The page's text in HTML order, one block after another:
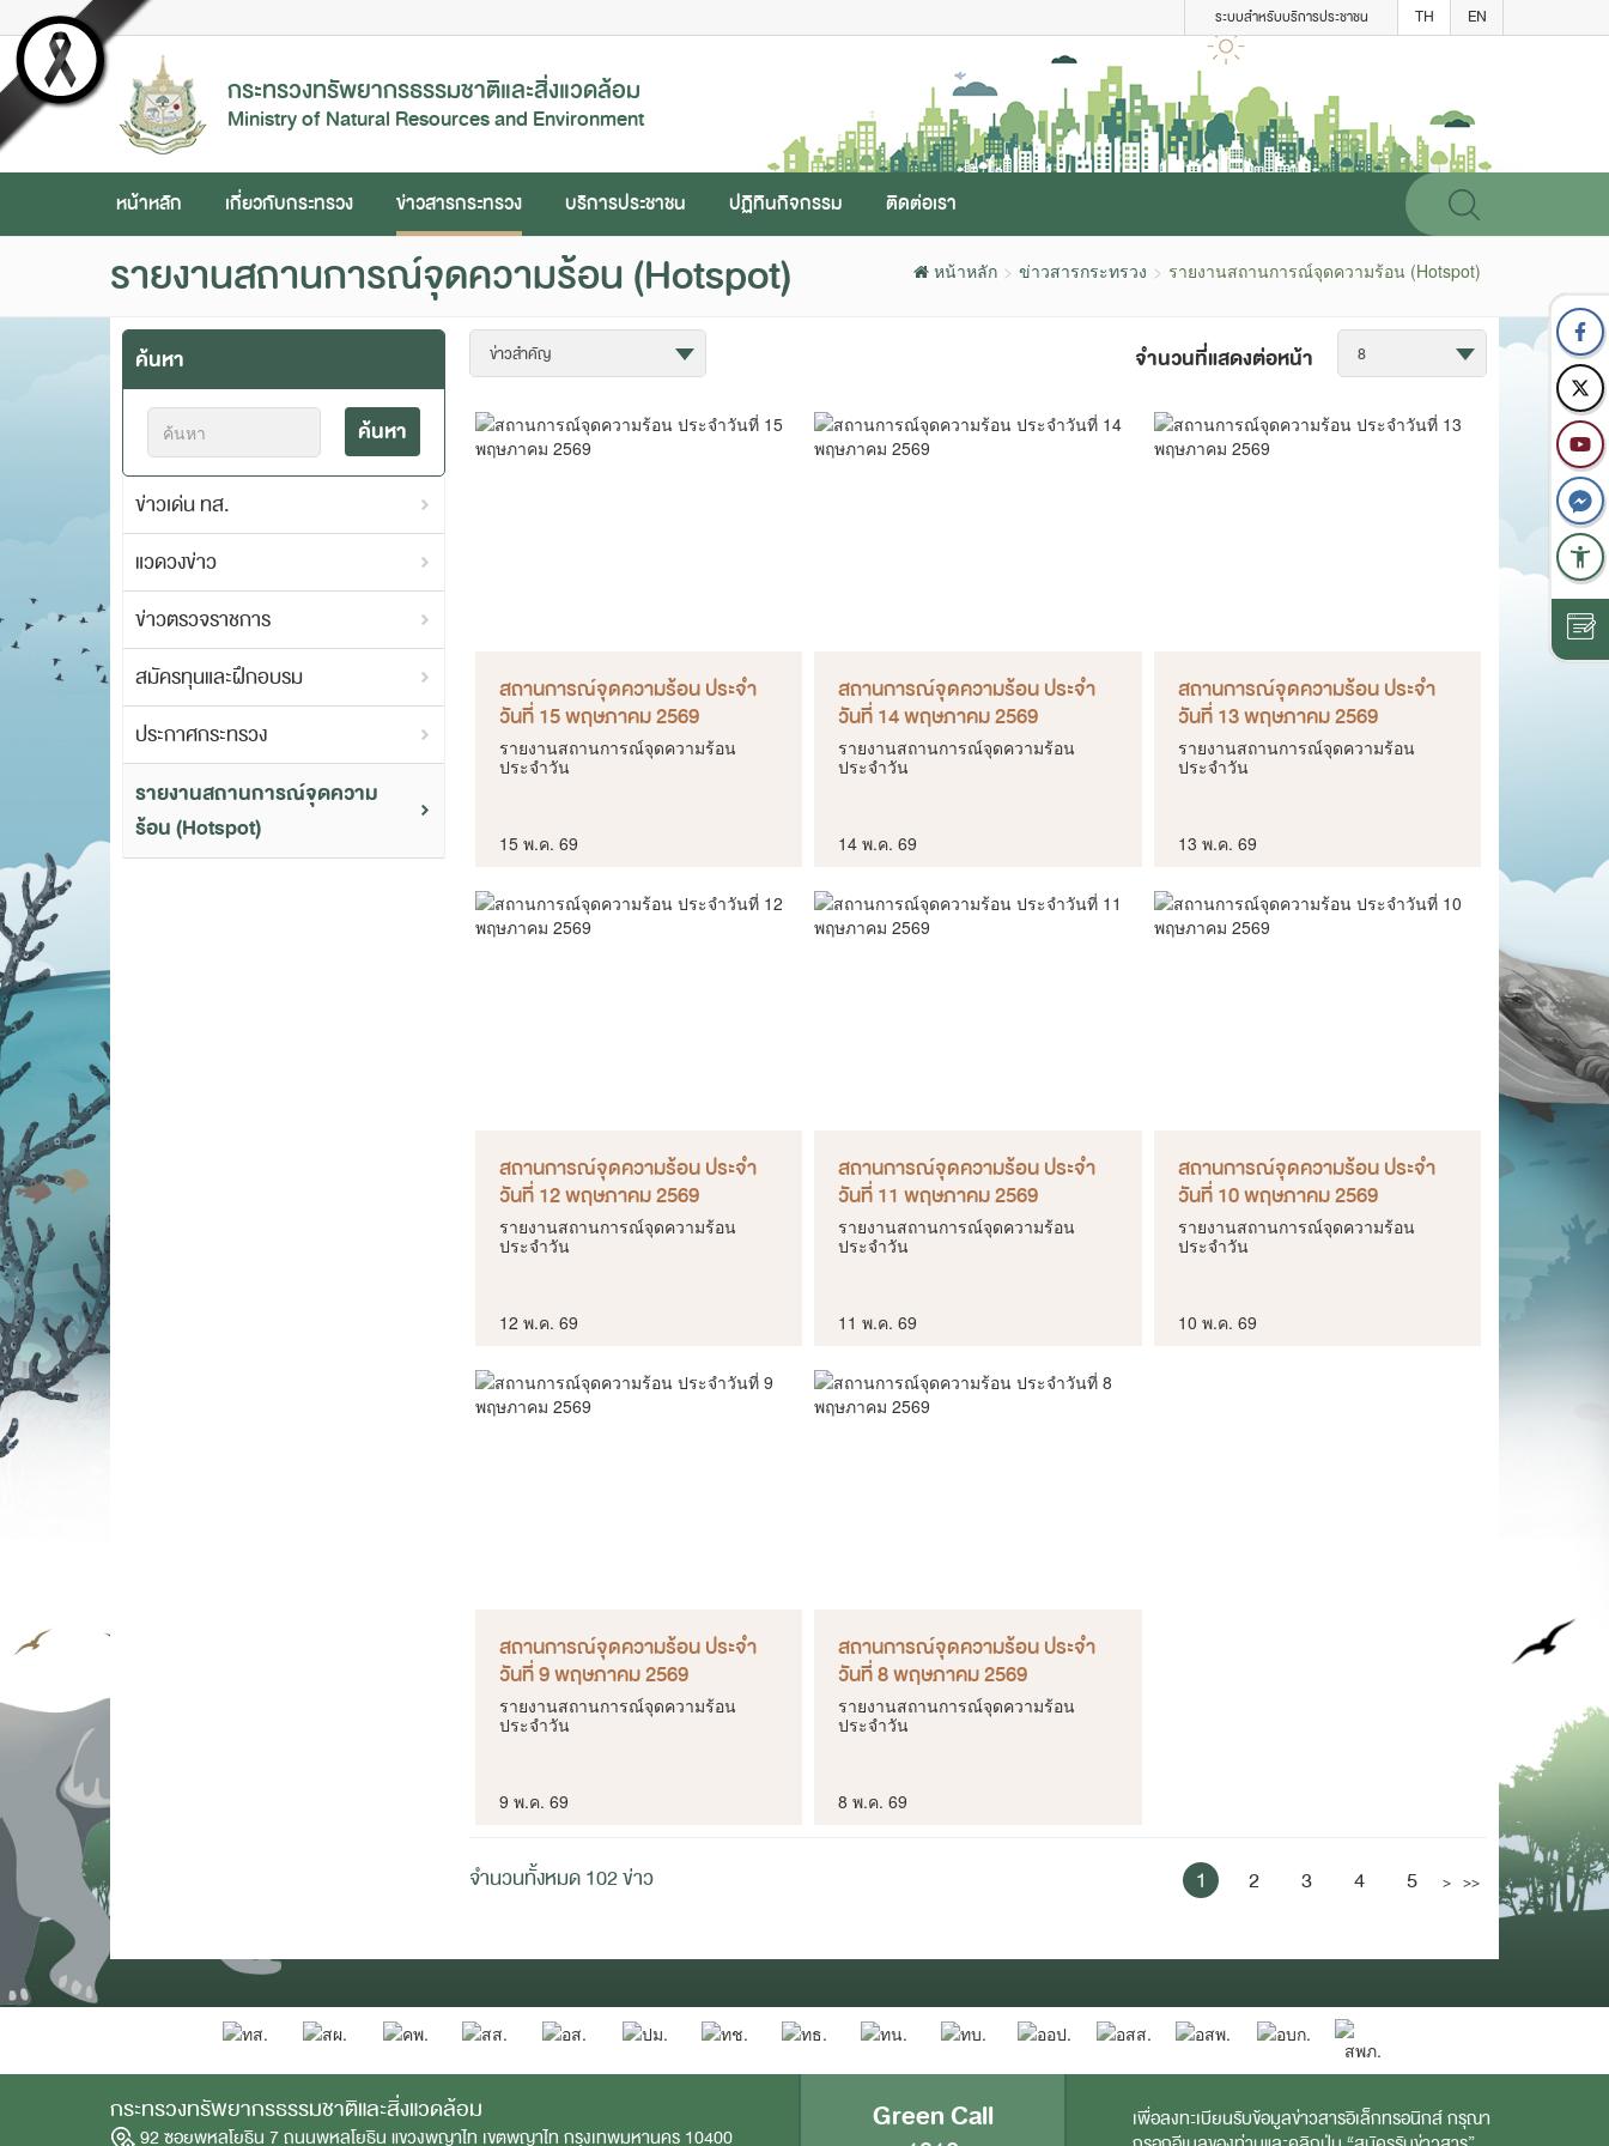
ระบบสำหรับบริการประชาชน TH EN
กระทรวงทรัพยากรธรรมชาติและสิ่งแวดล้อม
Ministry of Natural Resources and Environment
หน้าหลัก เกี่ยวกับกระทรวง ข่าวสารกระทรวง บริการประชาชน ปฏิทินกิจกรรม ติดต่อเรา
รายงานสถานการณ์จุดความร้อน (Hotspot) หน้าหลัก ข่าวสารกระทรวง รายงานสถานการณ์จุดความร้อน (Hotspot)
ค้นหา
ค้นหา
ข่าวเด่น ทส.
แวดวงข่าว
ข่าวตรวจราชการ
สมัครทุนและฝึกอบรม
ประกาศกระทรวง
รายงานสถานการณ์จุดความ
ร้อน (Hotspot)
จำนวนที่แสดงต่อหน้า
สถานการณ์จุดความร้อน ประจำ
วันที่ 15 พฤษภาคม 2569
รายงานสถานการณ์จุดความร้อน
ประจำวัน
15 พ.ค. 69
สถานการณ์จุดความร้อน ประจำ
วันที่ 14 พฤษภาคม 2569
รายงานสถานการณ์จุดความร้อน
ประจำวัน
14 พ.ค. 69
สถานการณ์จุดความร้อน ประจำ
วันที่ 13 พฤษภาคม 2569
รายงานสถานการณ์จุดความร้อน
ประจำวัน
13 พ.ค. 69
สถานการณ์จุดความร้อน ประจำ
วันที่ 12 พฤษภาคม 2569
รายงานสถานการณ์จุดความร้อน
ประจำวัน
12 พ.ค. 69
สถานการณ์จุดความร้อน ประจำ
วันที่ 11 พฤษภาคม 2569
รายงานสถานการณ์จุดความร้อน
ประจำวัน
11 พ.ค. 69
สถานการณ์จุดความร้อน ประจำ
วันที่ 10 พฤษภาคม 2569
รายงานสถานการณ์จุดความร้อน
ประจำวัน
10 พ.ค. 69
สถานการณ์จุดความร้อน ประจำ
วันที่ 9 พฤษภาคม 2569
รายงานสถานการณ์จุดความร้อน
ประจำวัน
9 พ.ค. 69
สถานการณ์จุดความร้อน ประจำ
วันที่ 8 พฤษภาคม 2569
รายงานสถานการณ์จุดความร้อน
ประจำวัน
8 พ.ค. 69
จำนวนทั้งหมด 102 ข่าว 1 2 3 4 5 > >>
กระทรวงทรัพยากรธรรมชาติและสิ่งแวดล้อม
92 ซอยพหลโยธิน 7 ถนนพหลโยธิน แขวงพญาไท เขตพญาไท กรุงเทพมหานคร 10400 Green Call
เพื่อลงทะเบียนรับข้อมูลข่าวสารอิเล็กทรอนิกส์ กรุณา